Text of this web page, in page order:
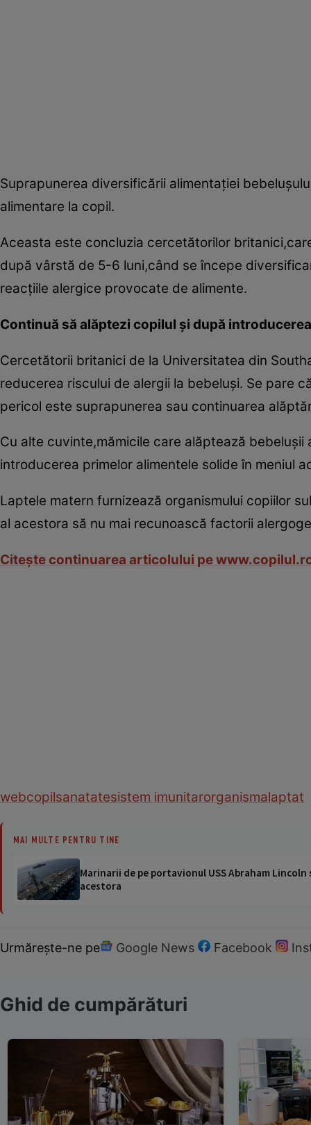
Suprapunerea diversificării alimentaţiei
alimentare la copil.
Aceasta este concluzia cercetătorilor
după vârstă de 5-6 luni,când se începe
reacţiile alergice provocate de alimente.
Continuă să alăptezi copilul şi după
Cercetătorii britanici de la Universitatea din
reducerea riscului de alergii la bebeluşi. Se pare
pericol este suprapunerea sau continuarea
Cu alte cuvinte,mămicile care alăptează
introducerea primelor alimentele solide în meniul
Laptele matern furnizează organismului copiilor
al acestora să nu mai recunoască factorii
Citeşte continuarea articolului pe
webcopilsanatatesistem imunitarorganismalaptat
MAI MULTE PENTRU TINE
Marinarii de pe portavionul USS Abraham
acestora
Urmărește-ne pe Google News Facebook
Ghid de cumpărături